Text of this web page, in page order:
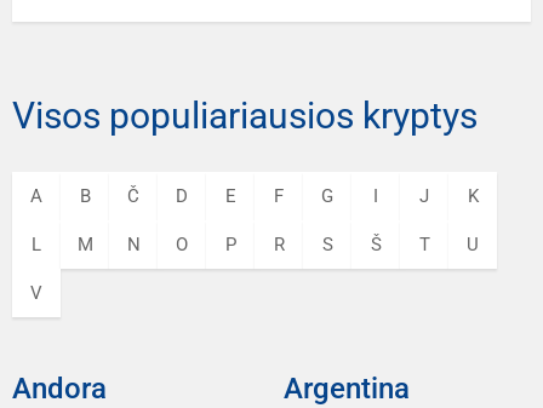
Visos populiariausios kryptys
A B Č D E F G I J K
L M N O P R S Š T U
V
Andora Argentina